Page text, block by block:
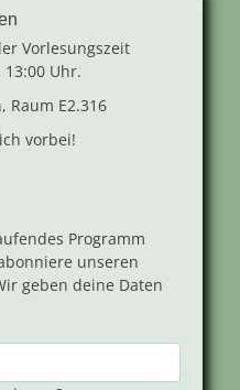
Vorlesungszeit
Uhr.
Raum E2.316
vorbei!
Programm
unseren
geben deine Daten